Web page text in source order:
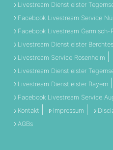
Livestream Dienstleister
Facebook Livestream Service
Facebook Livestream Garmisch-
Livestream Dienstleister
Livestream Service Rosenheim
Livestream Dienstleister
Livestream Dienstleister Bayern
Facebook Livestream Service
Kontakt
Impressum
AGBs